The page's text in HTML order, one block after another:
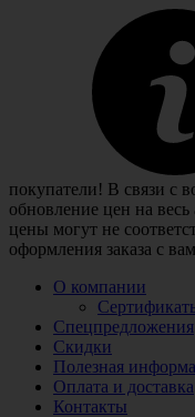
покупатели! В связи с
обновление цен на
цены могут не
оформления заказа с
О компании
Спецпредложения
Скидки
Полезная
Оплата и доставка
Контакты